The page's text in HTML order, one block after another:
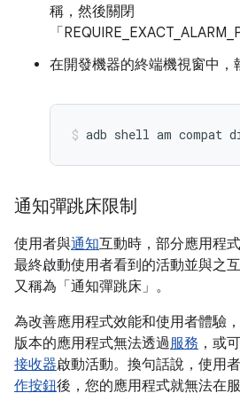
稱，然後關閉
「
在開發機器的終端機視窗中，
adb shell am compat
通知彈跳床限制
使用者與通知互動時，部分應用程
最終啟動使用者看到的活動並與之
又稱為「通知彈跳床」 。
為改善應用程式效能和使用者體驗
版本的應用程式無法透過服務 ，或
接收器啟動活動。換句話說，使用
作按鈕後，您的應用程式就無法在